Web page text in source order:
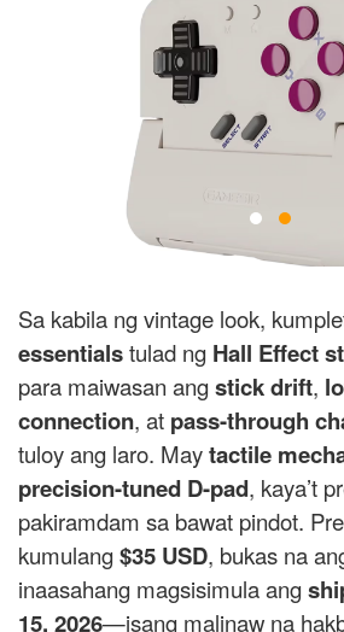
Sa kabila ng vintage look,
essentialstulad ng Hall Effect
para maiwasan angstick drift,
connection, at pass-through
tuloy ang laro. Maytactile
precision-tuned D-pad, kaya’t
pakiramdam sa bawat pindot.
kumulang$35 USD, bukas na
inaasahang magsisimula ang
15, 2026—isang malinaw na